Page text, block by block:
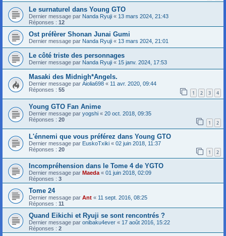
Le surnaturel dans Young GTO
Dernier message par Nanda Ryuji « 13 mars 2024, 21:43
Réponses : 12
Ost préfèrer Shonan Junai Gumi
Dernier message par Nanda Ryuji « 13 mars 2024, 21:01
Le côté triste des personnages
Dernier message par Nanda Ryuji « 15 janv. 2024, 17:53
Masaki des Midnigh*Angels.
Dernier message par Aiolia698 « 11 avr. 2020, 09:44
Réponses : 55 1 2 3 4
Young GTO Fan Anime
Dernier message par yogshi « 20 oct. 2018, 09:35
Réponses : 20 1 2
L'énnemi que vous préférez dans Young GTO
Dernier message par EuskoTxiki « 02 juin 2018, 11:37
Réponses : 20 1 2
Incompréhension dans le Tome 4 de YGTO
Dernier message par Maeda « 01 juin 2018, 02:09
Réponses : 3
Tome 24
Dernier message par Ant « 11 sept. 2016, 08:25
Réponses : 11
Quand Eikichi et Ryuji se sont rencontrés ?
Dernier message par onibaku4ever « 17 août 2016, 15:22
Réponses : 2